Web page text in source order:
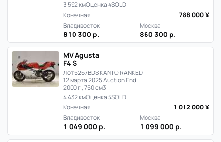
3 592 кмОценка 4SOLD
Конечная
788 000 ¥
Владивосток
810 300 р.
Москва
860 300 р.
MV Agusta
F4 S
Лот 5267BDS KANTO RANKED
12 марта 2025 Auction End
2000 г., 750 см3
4 432 кмОценка 5SOLD
Конечная
1 012 000 ¥
Владивосток
1 049 000 р.
Москва
1 099 000 р.